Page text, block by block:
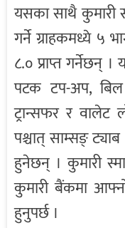
यसका साथै कुमारी
गर्ने ग्राहकमध्ये ५
८.० प्राप्त गर्नेछन्
पटक टप-अप, बिल
ट्रान्सफर र
पश्चात् साम्सङ् ट्याब
हुनेछन् । कुमारी
कुमारी बैंकमा
हुनुपर्छ ।